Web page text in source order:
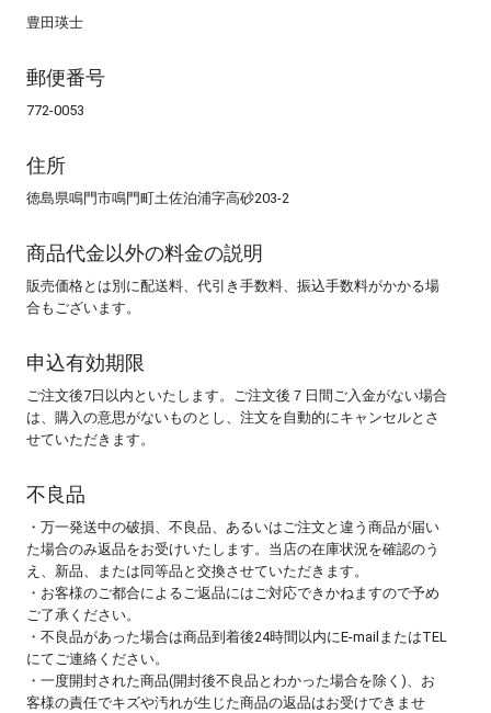
豊田瑛士
郵便番号
772-0053
住所
徳島県鳴門市鳴門町土佐泊浦字高砂203-2
商品代金以外の料金の説明
販売価格とは別に配送料、代引き手数料、振込手数料がかかる場
合もございます。
申込有効期限
ご注文後7日以内といたします。ご注文後７日間ご入金がない場合
は、購入の意思がないものとし、注文を自動的にキャンセルとさ
せていただきます。
不良品
・万一発送中の破損、不良品、あるいはご注文と違う商品が届い
た場合のみ返品をお受けいたします。当店の在庫状況を確認のう
え、新品、または同等品と交換させていただきます。
・お客様のご都合によるご返品にはご対応できかねますので予め
ご了承ください。
・不良品があった場合は商品到着後24時間以内にE-mailまたはTEL
にてご連絡ください。
・一度開封された商品(開封後不良品とわかった場合を除く)、お
客様の責任でキズや汚れが生じた商品の返品はお受けできませ